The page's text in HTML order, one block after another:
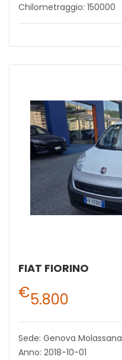
Chilometraggio: 150000
FIAT FIORINO
€5.800
Sede: Genova Molassana
Anno: 2018-10-01